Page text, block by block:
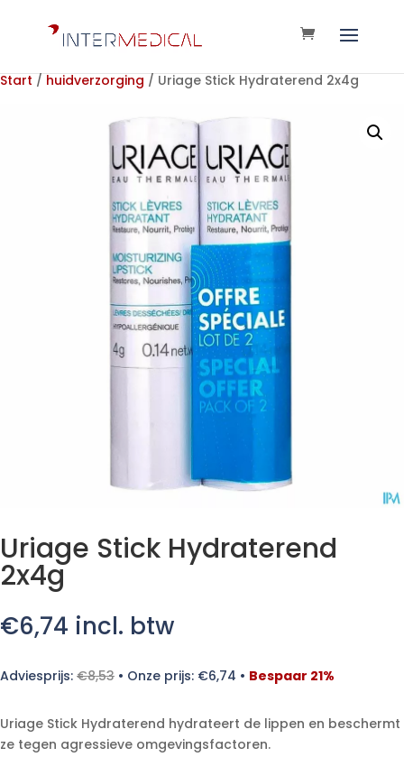
Start / huidverzorging / Uriage Stick Hydraterend 2x4g
Uriage Stick Hydraterend
2x4g
€6,74 incl. btw
Adviesprijs: €8,53 • Onze prijs: €6,74 • Bespaar 21%
Uriage Stick Hydraterend hydrateert de lippen en beschermt
ze tegen agressieve omgevingsfactoren.